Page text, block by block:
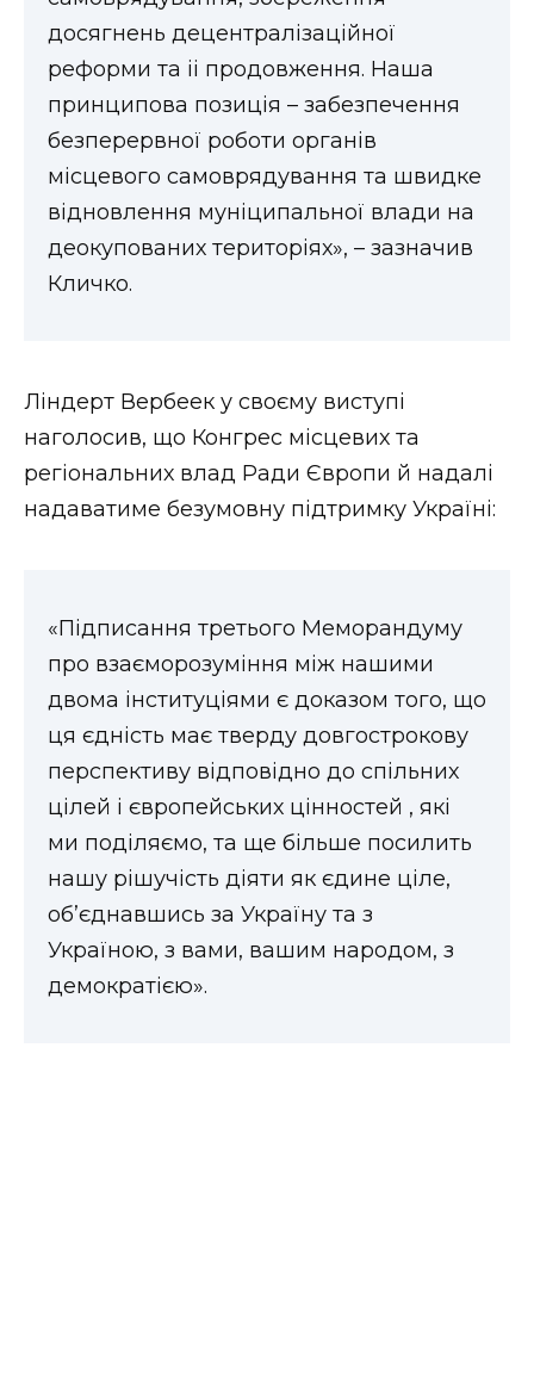
досягнень децентралізаційної
реформи та іі продовження. Наша
принципова позиція – забезпечення
безперервної роботи органів
місцевого самоврядування та швидке
відновлення муніципальної влади на
деокупованих територіях», – зазначив
Кличко.
Ліндерт Вербеек у своєму виступі
наголосив, що Конгрес місцевих та
регіональних влад Ради Європи й надалі
надаватиме безумовну підтримку Україні:
«Підписання третього Меморандуму
про взаєморозуміння між нашими
двома інституціями є доказом того, що
ця єдність має тверду довгострокову
перспективу відповідно до спільних
цілей і європейських цінностей , які
ми поділяємо, та ще більше посилить
нашу рішучість діяти як єдине ціле,
об’єднавшись за Україну та з
Україною, з вами, вашим народом, з
демократією».